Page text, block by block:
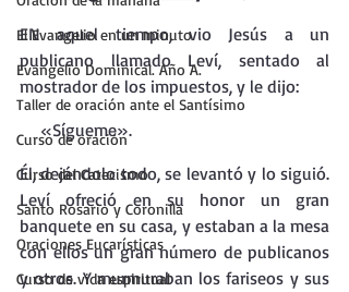
El Evangelio en un minuto
Evangelio Dominical. Año A.
Taller de oración ante el Santísimo
Curso de oración
Curso del Catecismo
Santo Rosario y Coronilla
Oraciones Eucarísticas
Curso de vida espiritual
EN aquel tiempo, vio Jesús a un
publicano llamado Leví, sentado al
mostrador de los impuestos, y le dijo:
«Sígueme».
Él, dejándolo todo, se levantó y lo siguió.
Leví ofreció en su honor un gran
banquete en su casa, y estaban a la mesa
con ellos un gran número de publicanos
y otros. Y murmuraban los fariseos y sus